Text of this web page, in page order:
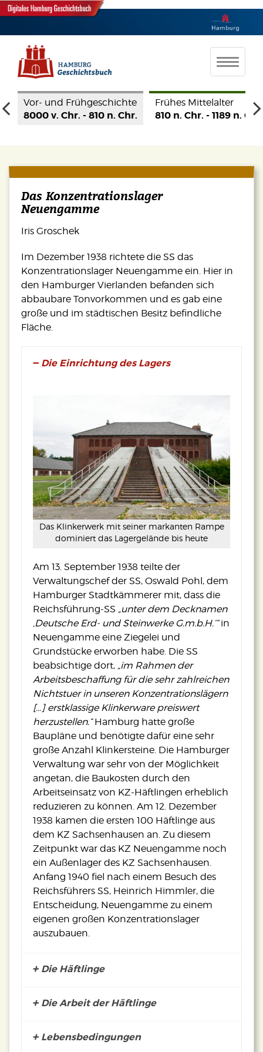
Frühes Mittelalter
810 n. Chr. - 1189 n. Chr.
Hohes Mittelalter
1190 - 1350
Das Konzentrationslager
Neuengamme
Iris Groschek
Im Dezember 1938 richtete die SS das
Konzentrationslager Neuengamme ein. Hier in
den Hamburger Vierlanden befanden sich
abbaubare Tonvorkommen und es gab eine
große und im städtischen Besitz befindliche
Fläche.
Die Einrichtung des Lagers
Das Klinkerwerk mit seiner markanten Rampe
dominiert das Lagergelände bis heute
Am 13. September 1938 teilte der
Verwaltungschef der SS, Oswald Pohl, dem
Hamburger Stadtkämmerer mit, dass die
Reichsführung-SS „unter dem Decknamen
‚Deutsche Erd- und Steinwerke G.m.b.H.‘“in
Neuengamme eine Ziegelei und
Grundstücke erworben habe. Die SS
beabsichtige dort, „im Rahmen der
Arbeitsbeschaffung für die sehr zahlreichen
Nichtstuer in unseren Konzentrationslägern
[…] erstklassige Klinkerware preiswert
herzustellen.“Hamburg hatte große
Baupläne und benötigte dafür eine sehr
große Anzahl Klinkersteine. Die Hamburger
Verwaltung war sehr von der Möglichkeit
angetan, die Baukosten durch den
Arbeitseinsatz von KZ-Häftlingen erheblich
reduzieren zu können. Am 12. Dezember
1938 kamen die ersten 100 Häftlinge aus
dem KZ Sachsenhausen an. Zu diesem
Zeitpunkt war das KZ Neuengamme noch
ein Außenlager des KZ Sachsenhausen.
Anfang 1940 fiel nach einem Besuch des
Reichsführers SS, Heinrich Himmler, die
Entscheidung, Neuengamme zu einem
eigenen großen Konzentrationslager
auszubauen.
Die Häftlinge
Im Verlauf des Krieges deportierten
Zehntausende Männer und Frauen aus
Die Arbeit der Häftlinge
Die Häftlinge im KZ Neuengamme hatten
Lebensbedingungen